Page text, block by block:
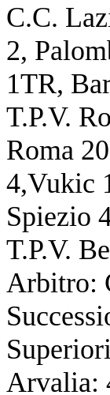
C.C.
2,
1TR,
T.P.V.
Roma
4,Vukic
Spiezio
T.P.V.
Arbitro:
Arvalia: